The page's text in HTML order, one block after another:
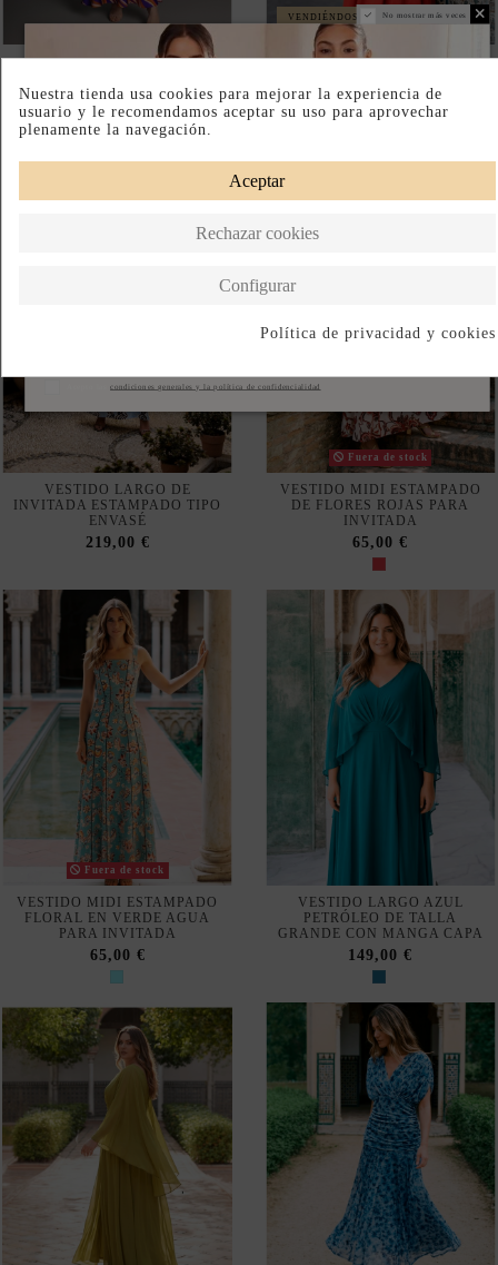
VESTIDO LARGO
ESTAMPADO DE SATÉN
MULTICOLOR
159,95 €
VESTIDO ROJO PALABRA DE
HONOR CON FALDA
ASIMÉTRICA PARA
INVITADA
VESTIDO LARGO DE
INVITADA ESTAMPADO TIPO
ENVASÉ
219,00 €
VESTIDO MIDI ESTAMPADO
DE FLORES ROJAS PARA
INVITADA
65,00 €
Fuera de stock
VESTIDO MIDI ESTAMPADO
FLORAL EN VERDE AGUA
PARA INVITADA
65,00 €
VESTIDO LARGO AZUL
PETRÓLEO DE TALLA
GRANDE CON MANGA CAPA
149,00 €